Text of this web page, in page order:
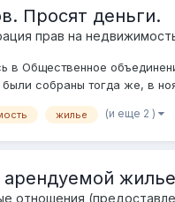
Просят деньги.
прав на
в Общественное
собраны тогда же, в
жилье (и еще 2 )
отношения